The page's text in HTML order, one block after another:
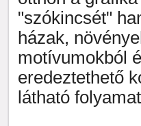
"szókincsét"
házak,
motívumokból
eredeztethető
látható